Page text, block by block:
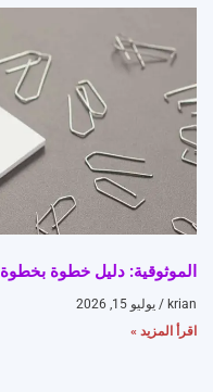
الموثوقية: دليل خطوة بخطوة
krian
يوليو 15, 2026
اقرأ المزيد »